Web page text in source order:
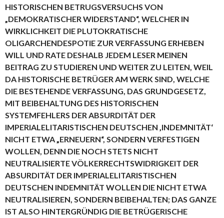
HISTORISCHEN BETRUGSVERSUCHS VON
„DEMOKRATISCHER WIDERSTAND“, WELCHER IN
WIRKLICHKEIT DIE PLUTOKRATISCHE
OLIGARCHENDESPOTIE ZUR VERFASSUNG ERHEBEN
WILL UND RATE DESHALB JEDEM LESER MEINEN
BEITRAG ZU STUDIEREN UND WEITER ZU LEITEN, WEIL
DA HISTORISCHE BETRÜGER AM WERK SIND, WELCHE
DIE BESTEHENDE VERFASSUNG, DAS GRUNDGESETZ,
MIT BEIBEHALTUNG DES HISTORISCHEN
SYSTEMFEHLERS DER ABSURDITÄT DER
IMPERIALELITARISTISCHEN DEUTSCHEN ‚INDEMNITÄT‘
NICHT ETWA „ERNEUERN“, SONDERN VERFESTIGEN
WOLLEN, DENN DIE NOCH STETS NICHT
NEUTRALISIERTE VÖLKERRECHTSWIDRIGKEIT DER
ABSURDITÄT DER IMPERIALELITARISTISCHEN
DEUTSCHEN INDEMNITÄT WOLLEN DIE NICHT ETWA
NEUTRALISIEREN, SONDERN BEIBEHALTEN; DAS GANZE
IST ALSO HINTERGRÜNDIG DIE BETRÜGERISCHE